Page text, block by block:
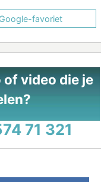
favoriet
of video die je
71 321